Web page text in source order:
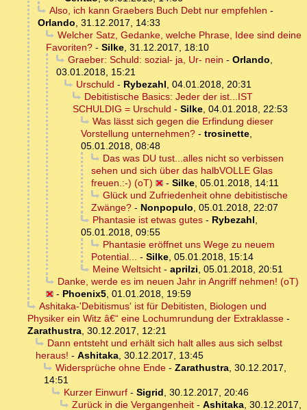
Also, ich kann Graebers Buch Debt nur empfehlen -
Orlando, 31.12.2017, 14:33
Welcher Satz, Gedanke, welche Phrase, Idee sind deine
Favoriten? - Silke, 31.12.2017, 18:10
Graeber: Schuld: sozial- ja, Ur- nein - Orlando,
03.01.2018, 15:21
Urschuld - Rybezahl, 04.01.2018, 20:31
Debitistische Basics: Jeder der ist...IST
SCHULDIG = Urschuld - Silke, 04.01.2018, 22:53
Was lässt sich gegen die Erfindung dieser
Vorstellung unternehmen? - trosinette,
05.01.2018, 08:48
Das was DU tust...alles nicht so verbissen
sehen und sich über das halbVOLLE Glas
freuen.:-) (oT)
- Silke, 05.01.2018, 14:11
Glück und Zufriedenheit ohne debitistische
Zwänge? - Nonpopulo, 05.01.2018, 22:07
Phantasie ist etwas gutes- Rybezahl,
05.01.2018, 09:55
Phantasie eröffnet uns Wege zu neuem
Potential... - Silke, 05.01.2018, 15:14
Meine Weltsicht- aprilzi, 05.01.2018, 20:51
Danke, werde es im neuen Jahr in Angriff nehmen! (oT)
- Phoenix5, 01.01.2018, 19:59
Ashitaka-'Debitismus' ist für Debitisten, Biologen und
Physiker ein Witz â€“ eine Lochumrundung der Extraklasse -
Zarathustra, 30.12.2017, 12:21
Dann entsteht und erhält sich halt alles aus sich selbst
heraus! - Ashitaka, 30.12.2017, 13:45
Widersprüche ohne Ende- Zarathustra, 30.12.2017,
14:51
Kurzer Einwurf- Sigrid, 30.12.2017, 20:46
Zurück in die Vergangenheit- Ashitaka, 30.12.2017,